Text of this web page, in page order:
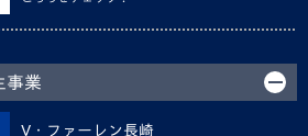
事業
V・ファーレン長崎